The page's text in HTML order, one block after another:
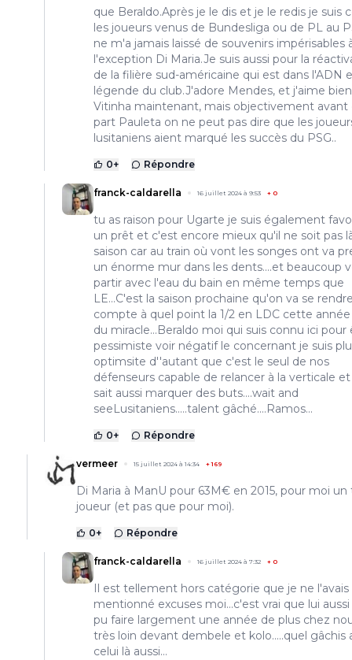
que Beraldo.Après je le dis et je le redis je suis
les joueurs venus de Bundesliga ou de PL au
ne m'a jamais laissé de souvenirs impérisables
l'exception Di Maria.Je suis aussi pour la
de la filière sud-américaine qui est dans l'ADN
légende du club.J'adore Mendes, et j'aime bien
Vitinha maintenant, mais objectivement avant
part Pauleta on ne peut pas dire que les
lusitaniens aient marqué les succès du PSG..
0+ Répondre
franck-caldarella 16 juillet 2024 à 9:53 + 0
tu as raison pour Ugarte je suis également
un prêt et c'est encore mieux qu'il ne soit pas
saison car au train où vont les songes ont va
un énorme mur dans les dents....et beaucoup
partir avec l'eau du bain en même temps que
LE...C'est la saison prochaine qu'on va se
compte à quel point la 1/2 en LDC cette
du miracle...Beraldo moi qui suis connu ici pour
pessimiste voir négatif le concernant je suis
optimsite d''autant que c'est le seul de nos
défenseurs capable de relancer à la verticale
sait aussi marquer des buts....wait and
seeLusitaniens.....talent gâché....Ramos...
0+ Répondre
vermeer 15 juillet 2024 à 14:34 +169
Di Maria à ManU pour 63M€ en 2015, pour moi un
joueur (et pas que pour moi).
0+ Répondre
franck-caldarella 16 juillet 2024 à 7:32 + 0
Il est tellement hors catégorie que je ne l'avais
mentionné excuses moi...c'est vrai que lui aussi
pu faire largement une année de plus chez
très loin devant dembele et kolo.....quel gâchis
celui là aussi...